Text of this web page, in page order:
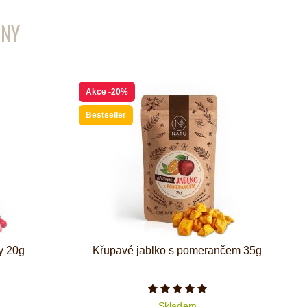
20g
je 5 z 5
Akce -20%
Bestseller
Křupavé jablko s pomerančem 35g
Počet hvězdiček je 5 z 5